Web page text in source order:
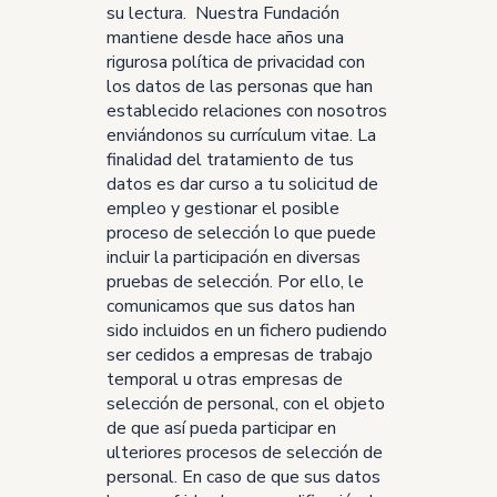
su lectura. Nuestra Fundación
mantiene desde hace años una
rigurosa política de privacidad con
los datos de las personas que han
establecido relaciones con nosotros
enviándonos su currículum vitae. La
finalidad del tratamiento de tus
datos es dar curso a tu solicitud de
empleo y gestionar el posible
proceso de selección lo que puede
incluir la participación en diversas
pruebas de selección. Por ello, le
comunicamos que sus datos han
sido incluidos en un fichero pudiendo
ser cedidos a empresas de trabajo
temporal u otras empresas de
selección de personal, con el objeto
de que así pueda participar en
ulteriores procesos de selección de
personal. En caso de que sus datos